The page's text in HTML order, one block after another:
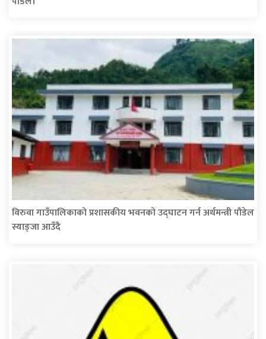
विरुवा गाउँपालिकाको प्रशासकीय भवनको उद्घाटन गर्न अर्थमन्त्री पौडेल
स्याङ्जा आउँदै